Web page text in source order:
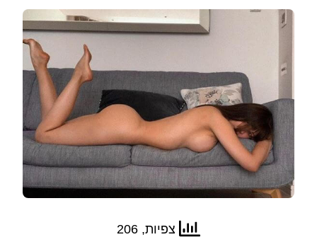
צפיות, 206